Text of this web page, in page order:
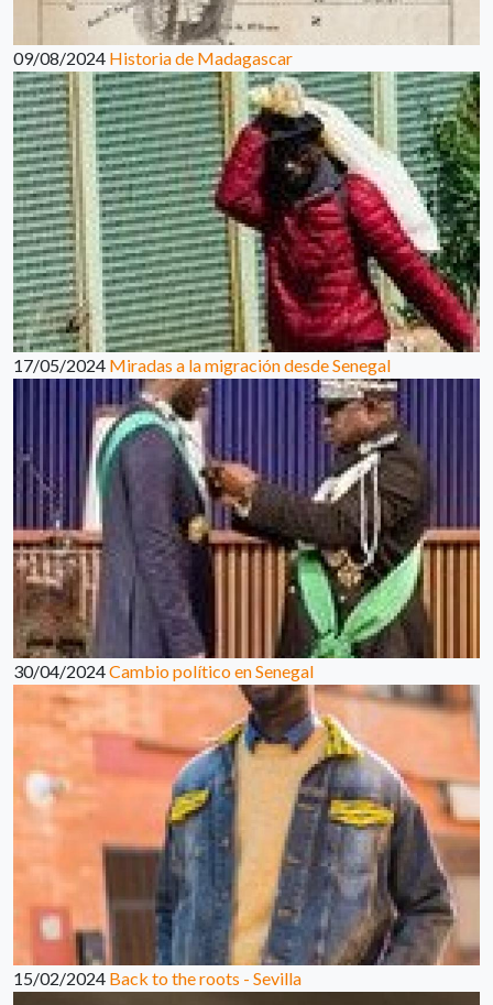
09/08/2024 Historia de Madagascar
17/05/2024 Miradas a la migración desde Senegal
30/04/2024Cambio político en Senegal
15/02/2024 Back to the roots - Sevilla